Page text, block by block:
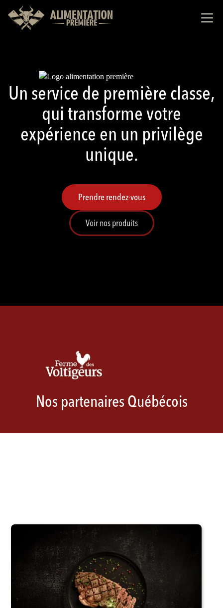
Un service de première classe,
qui transforme votre
expérience en un privilège
unique.
Prendre rendez-vous
Voir nos produits
Nos partenaires Québécois